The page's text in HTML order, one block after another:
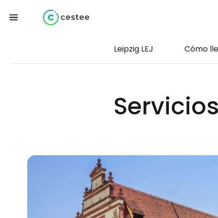
Leipzig LEJ Cómo